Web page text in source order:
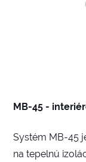
MB-45 -
Systém MB-45
na tepelnú